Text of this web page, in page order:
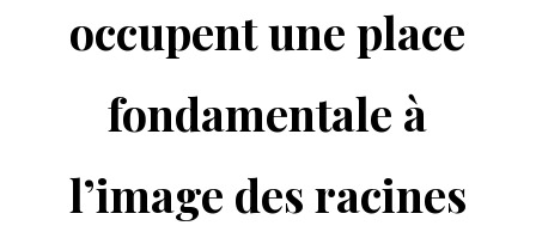
occupent une place
fondamentale à
l’image des racines